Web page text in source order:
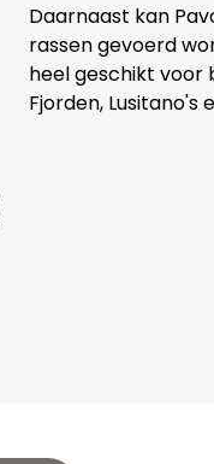
Daarnaast kan
rassen gevoerd
heel geschikt voor
Fjorden, Lusitano's